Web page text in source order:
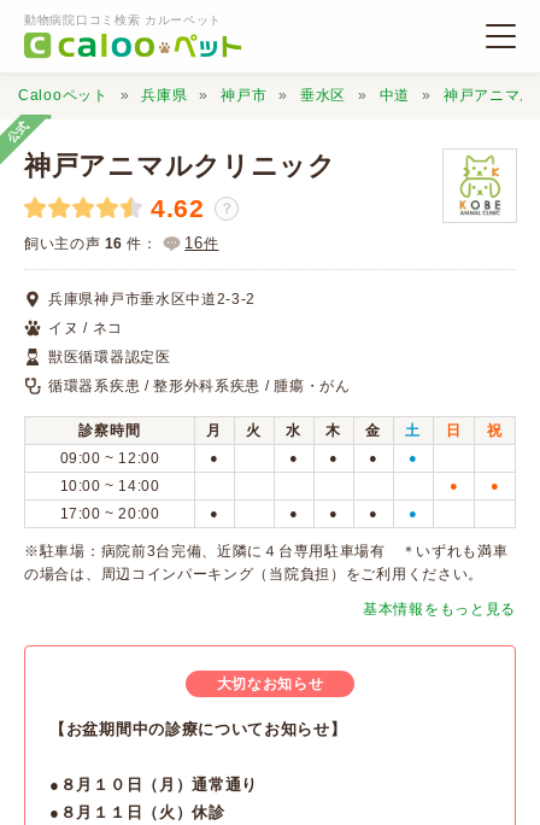
動物病院口コミ検索 カルーペット
動物病院検索
口コミ検索
Calooペットとは？
口コミ投稿
Calooペット 兵庫県 神戸市 垂水区 中道 神戸アニマル
公式
神戸アニマルクリニック
4.62 ？
飼い主の声 16 件： 16件
兵庫県神戸市垂水区中道2-3-2
イヌ / ネコ
獣医循環器認定医
循環器系疾患 / 整形外科系疾患 / 腫瘍・がん
診察時間 月 火 水 木 金 土 日
祝
09:00 ~ 12:00
● ● ● ● ●
10:00 ~ 14:00 ● ●
17:00 ~ 20:00 ● ● ● ● ●
※駐車場：病院前3台完備、近隣に４台専用駐車場有 ＊いずれも満車
の場合は、周辺コインパーキング（当院負担）をご利用ください。
基本情報をもっと見る
大切なお知らせ
【お盆期間中の診療についてお知らせ】
●８月１０日（月）通常通り
●８月１１日（火）休診